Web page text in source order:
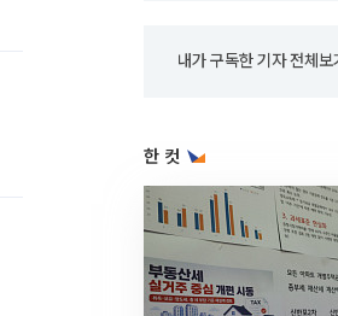
내가 구독한 기자 전체보
한 컷